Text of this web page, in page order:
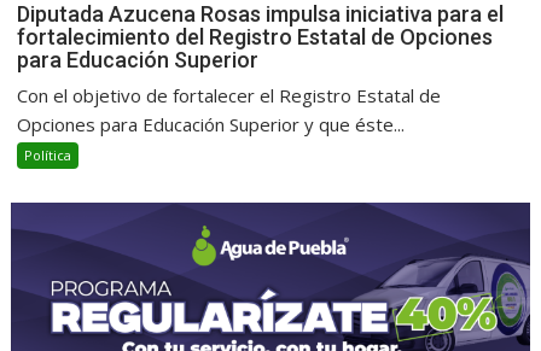
Diputada Azucena Rosas impulsa iniciativa para el
fortalecimiento del Registro Estatal de Opciones
para Educación Superior
Con el objetivo de fortalecer el Registro Estatal de
Opciones para Educación Superior y que éste...
Política